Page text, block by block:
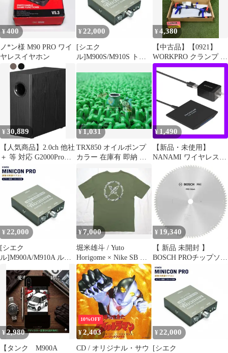
ーブレード用 E1E1
¥400
ノ*ン様 M90 PRO ワイ
ヤレスイヤホン
¥ 22,000
[シエク
ル]M900S/M910S トー
～)用ミニコンプロ
MINICON PRO 調整式
燃調サブコン
¥4,380
【中古品】【0921】
WORKPRO クランプ F
クランプ クイックバー
クランプ 120mm&150
ｍｍ 4本組 最大締付力
約32kg&68kg
ITD1OM90YMGO
¥30,889
【人気商品】2.0ch 他社
＋ 等 対応 G2000Pro
G2000 MR5 MR4 MR3
M60 M90 全系列 Edifier
Edifier （ケーブル同
梱）｜ 接続 AUX/RCA
3.5mm ｜ 位相制御
35Hz~115Hz｜0°/180°
¥1,031
TRX850 オイルポンプ
カラー 在庫有 即納 ヤ
部品 TDM850 車検
Genuine TDM900 マリ
ック XT500 TDM900A
¥ 1,490
【新品・未使用】
NANAMI ワイヤレス充
電器 fast wireless
charging pad ブラック
¥ 22,000
[シエク
ル]M900A/M910A ルー
(H28/11～)用ミニコン
プロ MINICON PRO 調
整式燃調サブコン
¥7,000
堀米雄斗 / Yuto
Horigome × Nike SB コ
ラボ Tシャツ
¥ 19,340
【 新品 未開封 】
BOSCH PROチップソー
ブレード 355mm90山
2608844871 未使用 送料
¥2,980
【タンク M900A
10%OFF
¥2,403
CD / オリジナル・サウ
¥ 22,000
[シエク